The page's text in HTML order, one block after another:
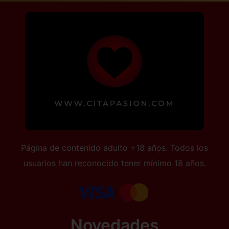
Página de contenido adulto +18 años. Todos los
usuarios han reconocido tener mínimo 18 años.